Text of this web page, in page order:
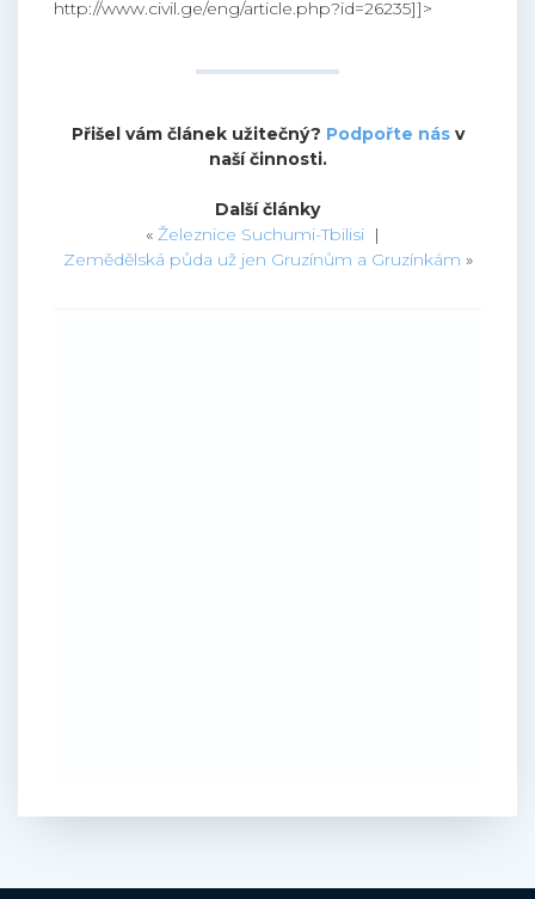
http://www.civil.ge/eng/article.php?id=26235]]>
Přišel vám článek užitečný? Podpořte násv
naší činnosti.
Další články
« Železnice Suchumi-Tbilisi |
Zemědělská půda už jen Gruzínům a Gruzínkám »